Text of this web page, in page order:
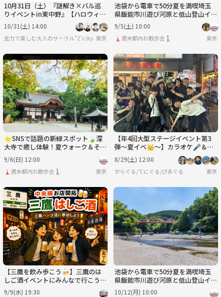
10月31日（土）『謎解き×バル巡
りイベントin東中野』【ハロウィン
の道化師】
10/31(土) 14:00
全力で楽しむ大人のサークル"Z’s Style"東京
池袋から電車で50分夏を満喫埼玉
県飯能市川遊び河原と低山登山イベ
ント🚶
9/5(土) 10:00
🗼週末都内お散歩会🚶 東京
⭐️SNSで話題の新緑スポット🍃深
大寺で癒し体験！夏ウォーク＆そば
イベント
9/6(日) 12:00
🗼週末都内お散歩会🚶 東京
【年4回大型ステージイベント第3
弾〜夏イベ👑〜】カラオケ🎤＆ゲ
ーム🎮＆パーティ🎊
8/29(土) 12:00
からぐる/てにぐる/ぴあぐる 東京
【三鷹を飲み歩こう🍻】三鷹のは
しご酒イベントにみんなで行こう
✨初参加・おひとり参加歓迎♪
9/9(水) 19:30
池袋から電車で50分夏を満喫埼玉
県飯能市川遊び河原と低山登山イベ
ント🚶
10/12(月) 10:00